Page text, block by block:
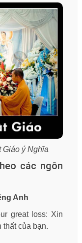
Giáo ý Nghĩa
các ngôn
Anh
great loss: Xin
của bạn.